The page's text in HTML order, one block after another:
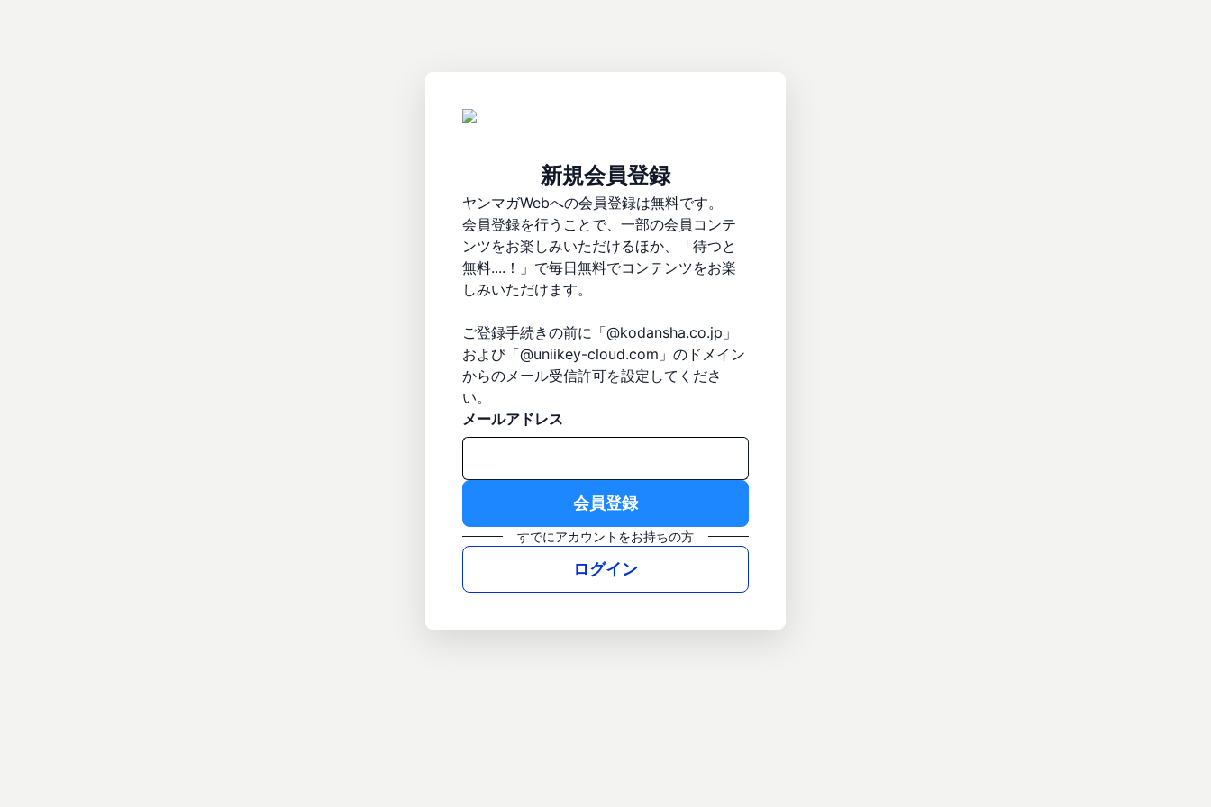
新規会員登録
ヤンマガWebへの会員登録は無料です。
会員登録を行うことで、一部の会員コンテ
ンツをお楽しみいただけるほか、「待つと
無料....！」で毎日無料でコンテンツをお楽
しみいただけます。
ご登録手続きの前に「@kodansha.co.jp」
および「@uniikey-cloud.com」のドメイン
からのメール受信許可を設定してくださ
い。
メールアドレス
すでにアカウントをお持ちの方